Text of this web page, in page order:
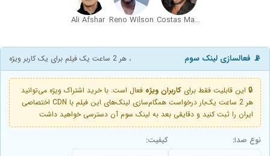
Costas Mandylor
Reno Wilson
Ali Afshar
📡 فعالسازی لینک سوم ، هر 2 ساعت یک فیلم برای یک کاربر ویژه
🔒 این قابلیت فقط برای کاربران ویژه فعال است. با خرید اشتراک ویژه می‌توانید
هر 2 ساعت یک‌بار درخواست همگام‌سازی لینک‌های این فیلم با CDN اختصاصی
ایران را ثبت کنید و دقایقی بعد به لینک سوم آن دسترسی خواهید داشت
نوع صدا: کیفیت: